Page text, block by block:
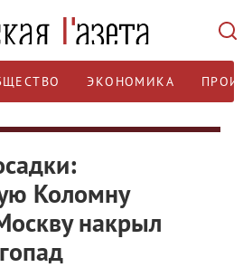
ЭКОНОМИКА
Коломну
накрыл